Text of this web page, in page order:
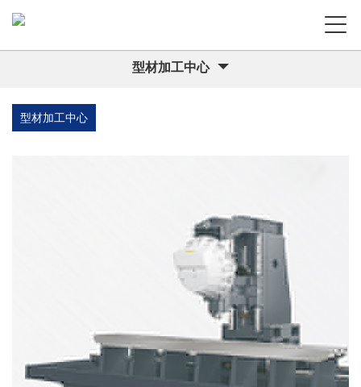
型材加工中心
型材加工中心